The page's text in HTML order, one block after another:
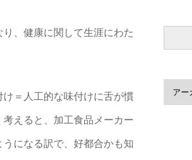
、健康に関して生涯にわた
＝人工的な味付けに舌が慣
えると、加工食品メーカー
になる訳で、好都合かも知